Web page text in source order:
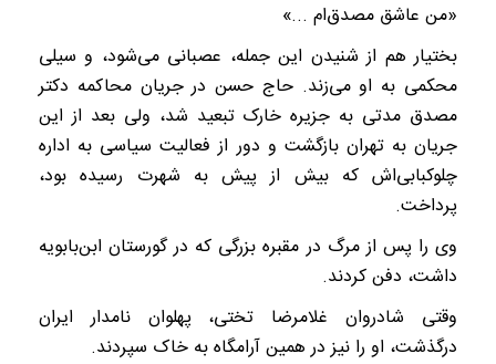
«من عاشق مصدق‌ام .‌..»
بختیار هم از شنیدن این جمله، عصبانی می‌شود، و سیلی
محکمی به او می‌زند. حاج حسن در جریان محاکمه دکتر
مصدق مدتی به جزیره خارک تبعید شد، ولی بعد از این
جریان به تهران بازگشت و دور از فعالیت سیاسی به اداره
چلوکبابی‌اش که بیش از پیش به شهرت رسیده بود،
پرداخت.
وی را پس از مرگ در مقبره بزرگی که در گورستان ابن‌بابویه
داشت، دفن کردند.
وقتی شادروان غلامرضا تختی، پهلوان نامدار ایران
درگذشت، او را نیز در همین آرامگاه به خاک سپردند.